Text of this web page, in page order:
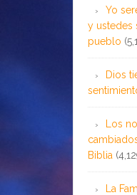
Yo
y ustedes
pueblo
Dios
Los
Biblia
La